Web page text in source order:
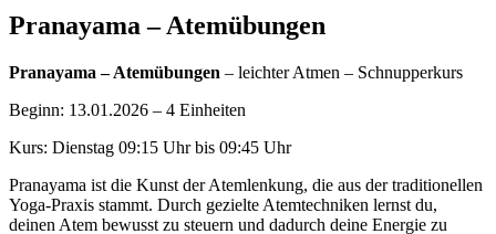
Pranayama – Atemübungen
Pranayama – Atemübungen – leichter Atmen – Schnupperkurs
Beginn: 13.01.2026 – 4 Einheiten
Kurs: Dienstag 09:15 Uhr bis 09:45 Uhr
Pranayama ist die Kunst der Atemlenkung, die aus der traditionellen
Yoga-Praxis stammt. Durch gezielte Atemtechniken lernst du,
deinen Atem bewusst zu steuern und dadurch deine Energie zu